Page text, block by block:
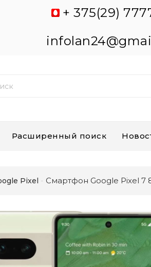
+ 375(29)
Расширенный поиск
Pixel Смартфон Google Pixel 7